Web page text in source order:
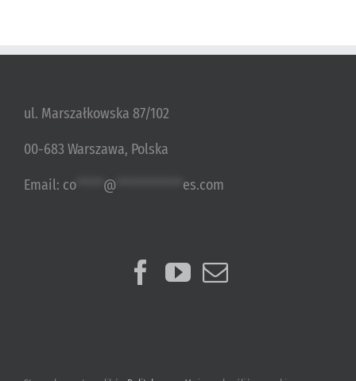
ul. Marszałkowska 87/102
00-683 Warszawa, Polska
Email: co @ es.com